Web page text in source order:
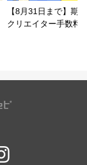
【8月31日まで】期
クリエイター手数料